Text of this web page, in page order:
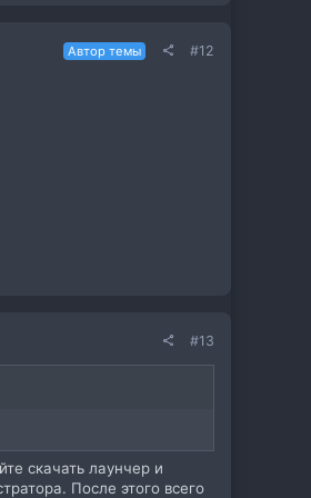
Автор темы #12
#13
скачать лаунчер и
После этого всего